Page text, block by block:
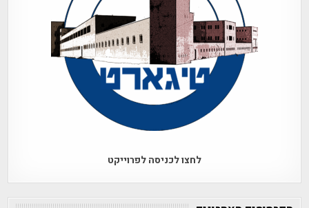
לחצו לכניסה לפרוייקט